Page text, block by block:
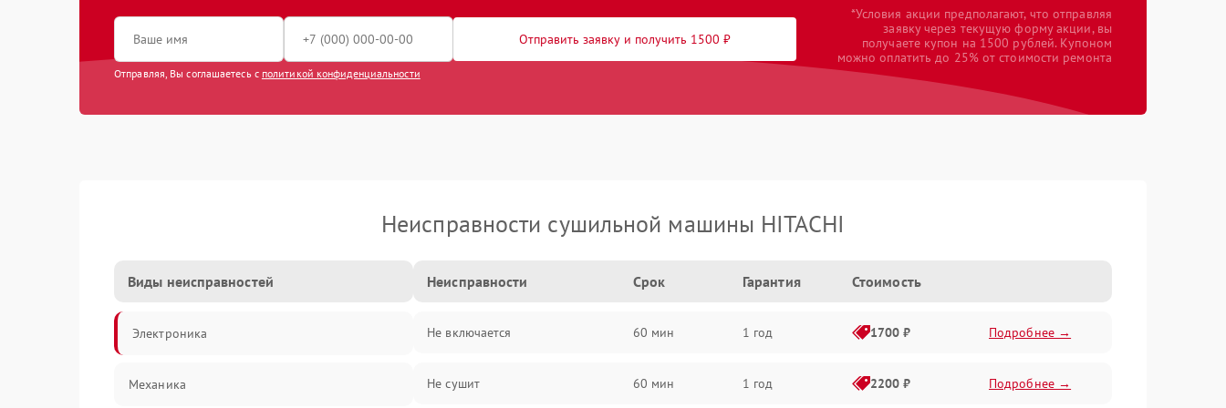
Отправить заявку и получить 1500 ₽
Отправляя, Вы соглашаетесь с политикой конфиденциальности
*Условия акции предполагают, что отправляя
заявку через текущую форму акции, вы
получаете купон на 1500 рублей. Купоном
можно оплатить до 25% от стоимости ремонта
Неисправности сушильной машины HITACHI
Виды неисправностей
Электроника
Механика
Неисправности Срок Гарантия Стоимость
Не включается 60 мин 1 год 1700 ₽ Подробнее →
Не сушит 60 мин 1 год 2200 ₽ Подробнее →